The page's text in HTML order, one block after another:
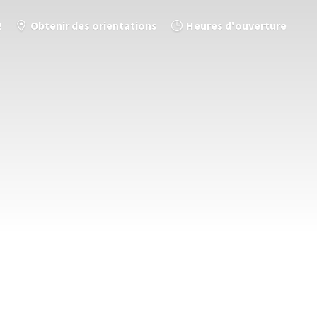
Obtenir des orientations Heures d'ouverture